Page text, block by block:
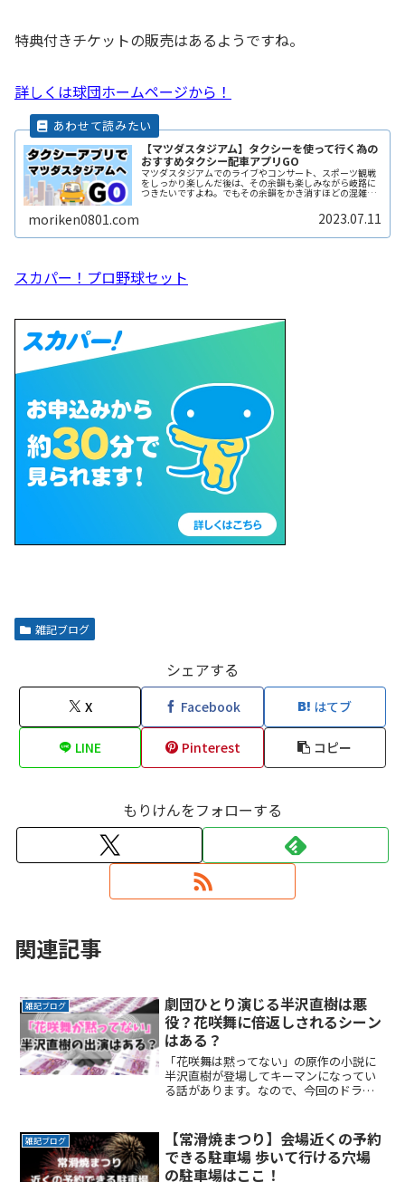
特典付きチケットの販売はあるようですね。
詳しくは球団ホームページから！
【マツダスタジアム】タクシーを使って行く為の
おすすめタクシー配車アプリGO
マツダスタジアムでのライブやコンサート、スポーツ観戦
をしっかり楽しんだ後は、その余韻も楽しみながら岐路に
つきたいですよね。でもその余韻をかき消すほどの混雑は
イベントの途中で帰りたくもないしReadMore...
moriken0801.com 2023.07.11
スカパー！プロ野球セット
雑記ブログ
シェアする
X Facebook はてブ
LINE Pinterest コピー
もりけんをフォローする
関連記事
雑記ブログ
劇団ひとり演じる半沢直樹は悪
役？花咲舞に倍返しされるシーン
はある？
「花咲舞は黙ってない」の原作の小説に
半沢直樹が登場してキーマンになってい
る話があります。なので、今回のドラマ
うので難しいと思うのですが、もしかし
たら？と期待してしまいまReadMore...
雑記ブログ
【常滑焼まつり】会場近くの予約
できる駐車場 歩いて行ける穴場
の駐車場はここ！